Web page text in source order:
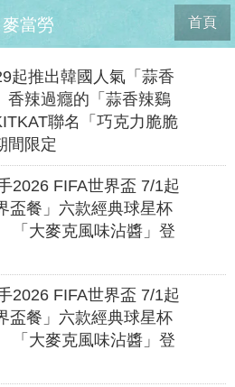
首頁
麥當勞
起推出韓國人氣「蒜香
香辣過癮的「蒜香辣鷄
聯名「巧克力脆脆
間限定
2026 FIFA世界盃 7/1起
盃餐」六款經典球星杯
「大麥克風味沾醬」登
2026 FIFA世界盃 7/1起
盃餐」六款經典球星杯
「大麥克風味沾醬」登